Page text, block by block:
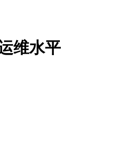
维水平